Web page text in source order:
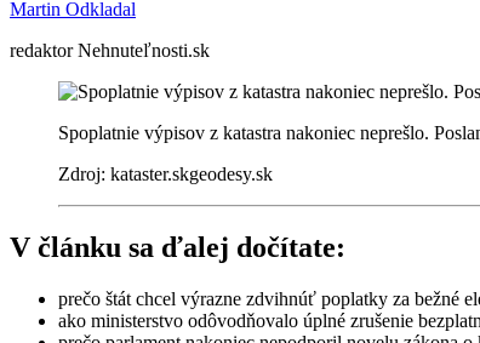
Martin Odkladal
redaktor Nehnuteľnosti.sk
Spoplatnie výpisov z katastra nakoniec neprešlo.
Zdroj: kataster.skgeodesy.sk
V článku sa ďalej dočítate:
prečo štát chcel výrazne zdvihnúť poplatky za bežné
ako ministerstvo odôvodňovalo úplné zrušenie